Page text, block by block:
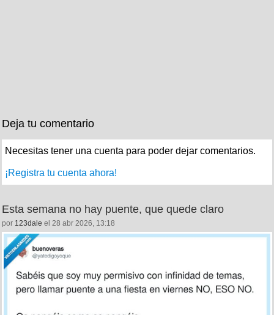
Deja tu comentario
Necesitas tener una cuenta para poder dejar comentarios.
¡Registra tu cuenta ahora!
Esta semana no hay puente, que quede claro
por 123dale el 28 abr 2026, 13:18